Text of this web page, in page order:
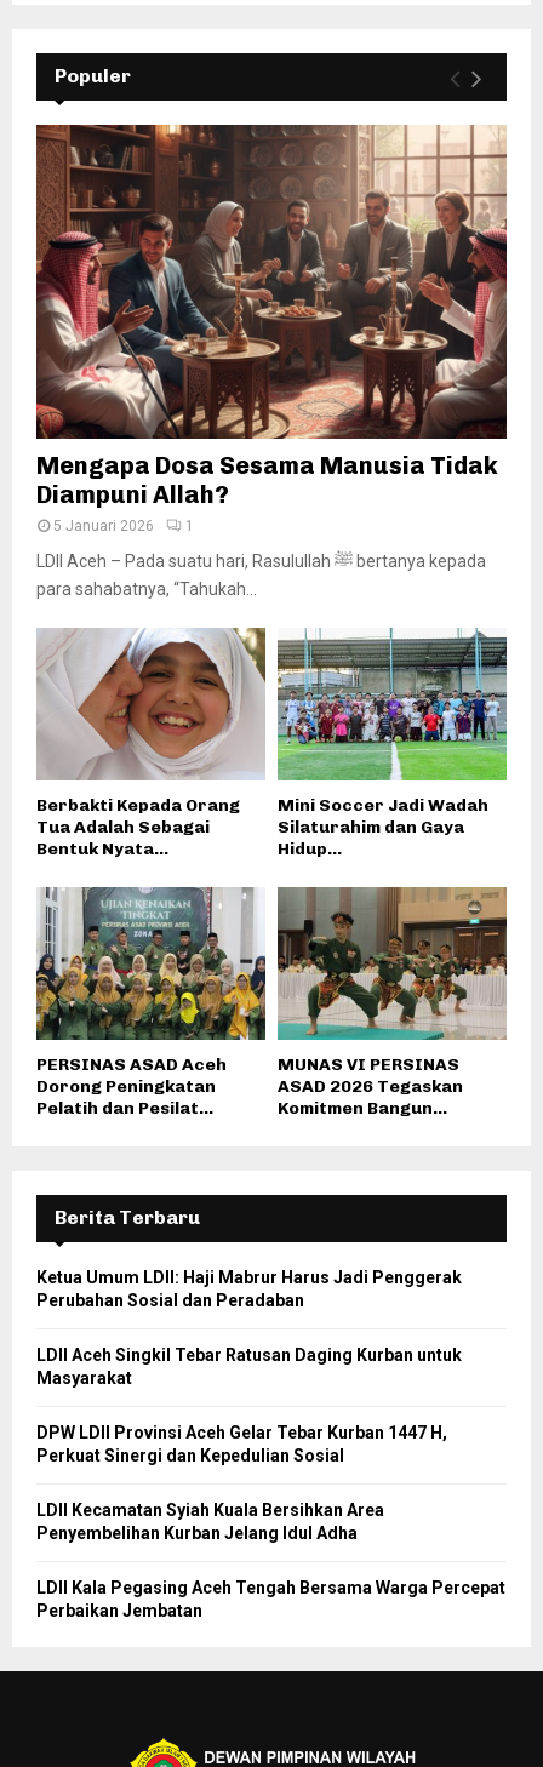
Populer
Mengapa Dosa Sesama Manusia Tidak
Diampuni Allah?
5 Januari 2026 1
LDII Aceh – Pada suatu hari, Rasulullah ﷺ bertanya kepada
para sahabatnya, “Tahukah...
Berbakti Kepada Orang
Tua Adalah Sebagai
Bentuk Nyata...
Mini Soccer Jadi Wadah
Silaturahim dan Gaya
Hidup...
PERSINAS ASAD Aceh
Dorong Peningkatan
Pelatih dan Pesilat...
MUNAS VI PERSINAS
ASAD 2026 Tegaskan
Komitmen Bangun...
Berita Terbaru
Ketua Umum LDII: Haji Mabrur Harus Jadi Penggerak
Perubahan Sosial dan Peradaban
LDII Aceh Singkil Tebar Ratusan Daging Kurban untuk
Masyarakat
DPW LDII Provinsi Aceh Gelar Tebar Kurban 1447 H,
Perkuat Sinergi dan Kepedulian Sosial
LDII Kecamatan Syiah Kuala Bersihkan Area
Penyembelihan Kurban Jelang Idul Adha
LDII Kala Pegasing Aceh Tengah Bersama Warga Percepat
Perbaikan Jembatan